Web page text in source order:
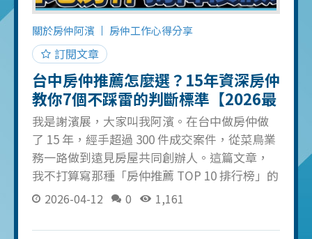
功。這段時間的收入很可能是零。 有些公司會
給底薪 2-3 萬，但條件是達到一定的開發量或帶
看量。有些公司完全沒底薪，高獎金制。你要
評估的是：你有沒有 6 個月的生活費存款？如
果沒有，建議先存夠再入行
關於房仲阿濱 房仲工作心得分享
訂閱文章
台中房仲推薦怎麼選？15年資深房仲
教你7個不踩雷的判斷標準【2026最
新】
我是謝濱展，大家叫我阿濱。在台中做房仲做
了 15 年，經手超過 300 件成交案件，從菜鳥業
務一路做到遠見房屋共同創辦人。這篇文章，
我不打算寫那種「房仲推薦 TOP 10 排行榜」的
業配文，而是要把我 15 年看過的好仲介、爛仲
介，用最直白的方式告訴你：怎麼判斷一個房
仲值不值得信任。 如果你正在 Google 搜尋
2026-04-12 0 1,161